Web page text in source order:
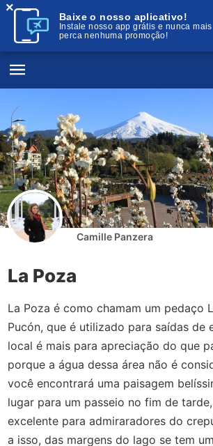
Baixe o nosso aplicativo!
Instale nosso app grátis e nunca mais
perca nenhuma promoção!
×
Camille Panzera
La Poza
La Poza é como chamam um pedaço
Pucón, que é utilizado para saídas de
local é mais para apreciação do que
porque a água dessa área não é
você encontrará uma paisagem
lugar para um passeio no fim de
excelente para admiraradores do
a isso, das margens do lago se tem